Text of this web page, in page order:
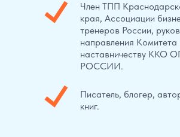
Член ТПП
края, Ассоциации
тренеров России,
направления Комитета
наставничеству ККО
РОССИИ.
Писатель, блогер,
книг.